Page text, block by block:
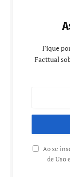
Fique
Facttual
Ao se
de Uso